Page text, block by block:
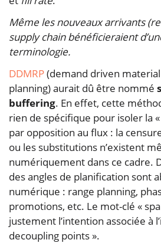
Même les nouveaux arrivants
supply chain bénéficieraient
terminologie.
DDMRP(demand driven
planning) aurait dû être nommé
buffering. En effet, cette
rien de spécifique pour isoler la
par opposition au flux : la
ou les substitutions n’existent
numériquement dans ce cadre.
des angles de planification sont
numérique : range planning,
promotions, etc. Le mot-clé «
justement l’intention associée à
decoupling points ».